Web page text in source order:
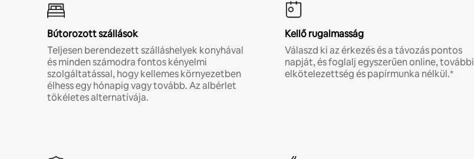
Bútorozott szállások
Teljesen berendezett szálláshelyek konyhával
és minden számodra fontos kényelmi
szolgáltatással, hogy kellemes környezetben
élhess egy hónapig vagy tovább. Az albérlet
tökéletes alternatívája.
Kellő rugalmasság
Válaszd ki az érkezés és a távozás pontos
napját, és foglalj egyszerűen online, további
elkötelezettség és papírmunka nélkül.*